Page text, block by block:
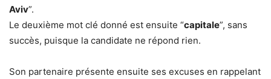
Aviv”.
Le deuxième mot clé donné est ensuite “capitale”, sans
succès, puisque la candidate ne répond rien.
Son partenaire présente ensuite ses excuses en rappelant